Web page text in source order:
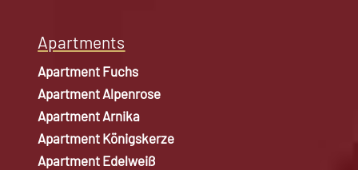
Apartments
Apartment Fuchs
Apartment Alpenrose
Apartment Arnika
Apartment Königskerze
Apartment Edelweiß